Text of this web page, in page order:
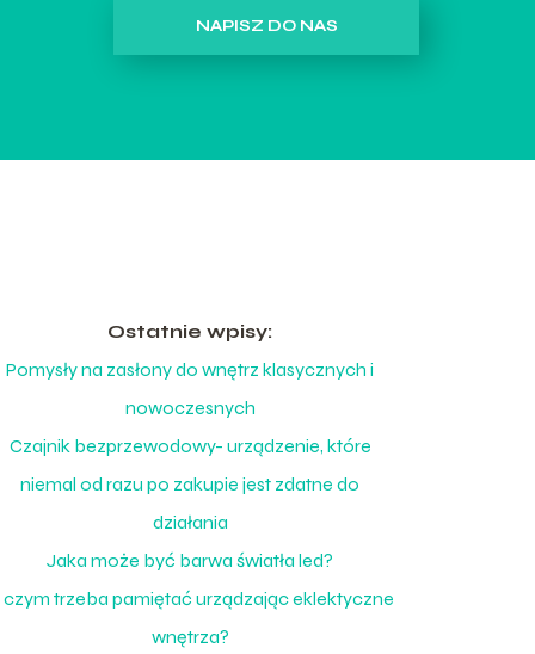
NAPISZ DO NAS
Ostatnie wpisy:
Pomysły na zasłony do wnętrz klasycznych i
nowoczesnych
Czajnik bezprzewodowy- urządzenie, które
niemal od razu po zakupie jest zdatne do
działania
Jaka może być barwa światła led?
czym trzeba pamiętać urządzając eklektyczne
wnętrza?